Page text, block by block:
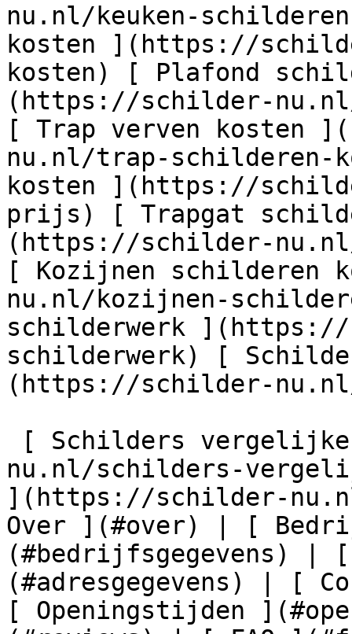
nu.nl/keuken-
kosten ](https://
kosten) [ Plafond
(https://schilder-
[ Trap verven kosten
nu.nl/trap-schilderen-
kosten ](https://
prijs) [ Trapgat
(https://schilder-
[ Kozijnen
nu.nl/kozijnen-
schilderwerk
schilderwerk) [
(https://schilder-nu.nl/
nu.nl/schilders-
](https://schilder-
Over ](#over) | [
(#bedrijfsgegevens) | [
(#adresgegevens) | [
[ Openingstijden